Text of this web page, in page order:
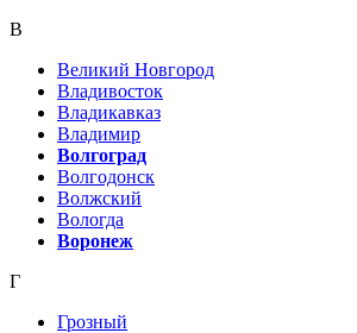
В
Великий Новгород
Владивосток
Владикавказ
Владимир
Волгоград
Волгодонск
Волжский
Вологда
Воронеж
Г
Грозный